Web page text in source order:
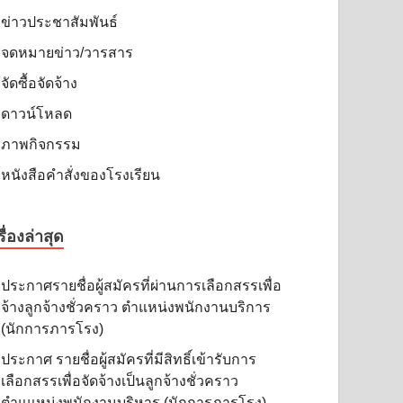
ข่าวประชาสัมพันธ์
จดหมายข่าว/วารสาร
จัดซื้อจัดจ้าง
ดาวน์โหลด
ภาพกิจกรรม
หนังสือคำสั่งของโรงเรียน
องล่าสุด
ประกาศรายชื่อผู้สมัครที่ผ่านการเลือกสรรเพื่อ
จ้างลูกจ้างชั่วคราว ตำแหน่งพนักงานบริการ
(นักการภารโรง)
ประกาศ รายชื่อผู้สมัครที่มีสิทธิ์เข้ารับการ
เลือกสรรเพื่อจัดจ้างเป็นลูกจ้างชั่วคราว